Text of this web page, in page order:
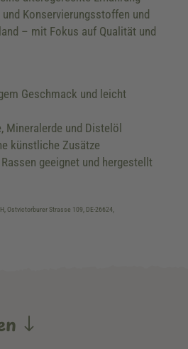
Konservierungsstoffen und
– mit Fokus auf Qualität und
Geschmack und leicht
Mineralerde und Distelöl
künstliche Zusätze
geeignet und hergestellt
Ostvictorburer Strasse 109, DE-26624,